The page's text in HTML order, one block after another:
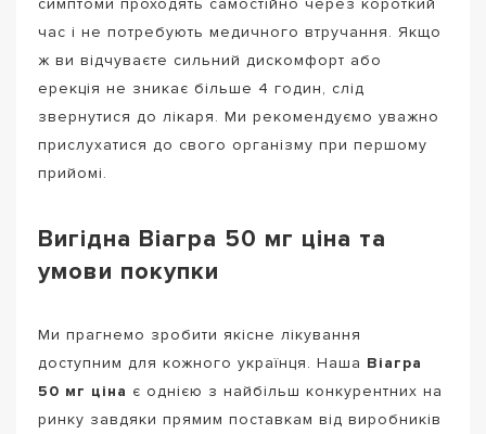
час і не потребують медичного втручання. Якщо
ж ви відчуваєте сильний дискомфорт або
ерекція не зникає більше 4 годин, слід
звернутися до лікаря. Ми рекомендуємо уважно
прислухатися до свого організму при першому
прийомі.
Вигідна Віагра 50 мг ціна та
умови покупки
Ми прагнемо зробити якісне лікування
доступним для кожного українця. Наша Віагра
50 мг ціна є однією з найбільш конкурентних на
ринку завдяки прямим поставкам від виробників